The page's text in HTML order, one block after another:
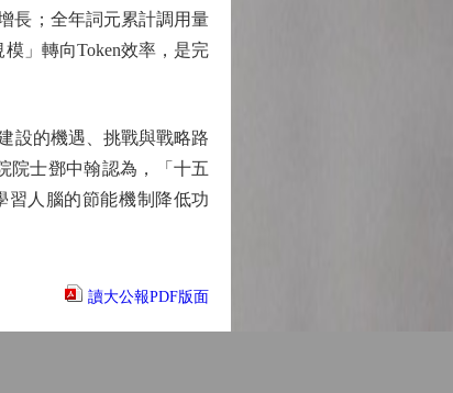
長；全年詞元累計調用量
」轉向Token效率，是完
設的機遇、挑戰與戰略路
院士鄧中翰認為，「十五
人腦的節能機制降低功
讀大公報PDF版面